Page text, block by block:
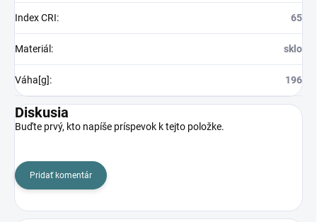
Index CRI: 65
Materiál : sklo
Váha[g]: 196
Diskusia
Buďte prvý, kto napíše príspevok k tejto položke.
Pridať komentár